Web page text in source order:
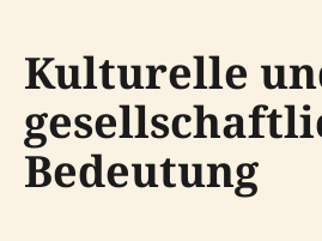
Kulturelle
Bedeutung